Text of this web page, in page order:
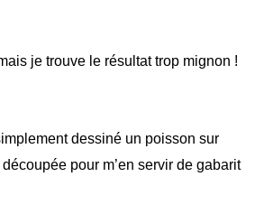
je trouve le résultat trop mignon !
dessiné un poisson sur
pour m’en servir de gabarit